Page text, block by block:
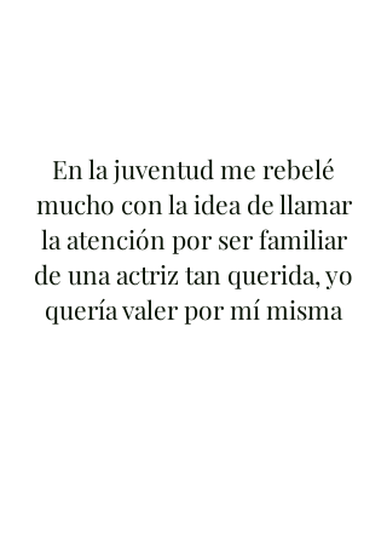
En la juventud me rebelé
mucho con la idea de llamar
la atención por ser familiar
de una actriz tan querida, yo
quería valer por mí misma